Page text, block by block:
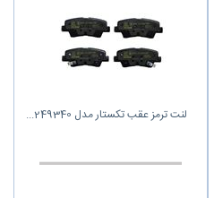
لنت ترمز عقب تکستار مدل 249340